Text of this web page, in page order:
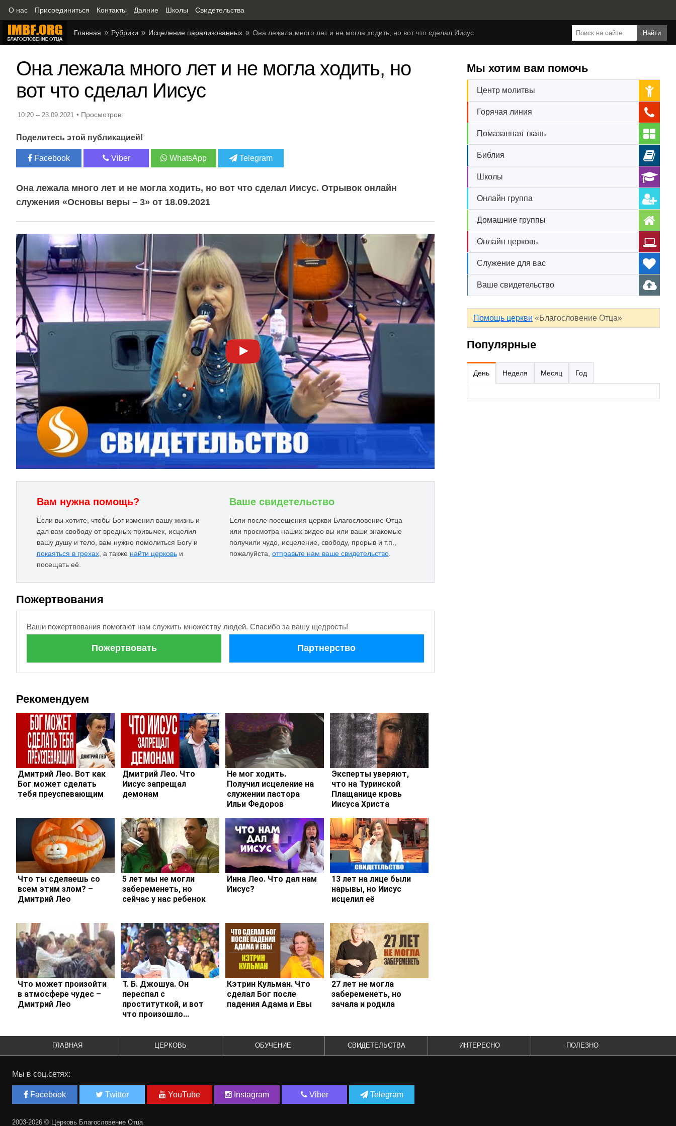
О нас Присоединиться Контакты Даяние Школы Свидетельства
Главная Рубрики Исцеление парализованных Она лежала много лет и не могла ходить, но вот что сделал Иисус
Она лежала много лет и не могла ходить, но
вот что сделал Иисус
10:20 -- 23.09.2021
Поделитесь этой публикацией!
Facebook Viber WhatsApp Telegram
Она лежала много лет и не могла ходить, но вот что сделал Иисус. Отрывок онлайн
служения «Основы веры – 3» от 18.09.2021
Вам нужна помощь?
Если вы хотите, чтобы Бог изменил вашу жизнь и
дал вам свободу от вредных привычек, исцелил
вашу душу и тело, вам нужно помолиться Богу и
покаяться в грехах, а также найти церковьи
посещать её.
Ваше свидетельство
Если после посещения церкви Благословение Отца
или просмотра наших видео вы или ваши знакомые
получили чудо, исцеление, свободу, прорыв и т.п.,
пожалуйста, отправьте нам ваше свидетельство.
Пожертвования
Ваши пожертвования помогают нам служить множеству людей. Спасибо за вашу щедрость!
Пожертвовать Партнерство
Рекомендуем
Дмитрий Лео. Вот как
Бог может сделать
тебя преуспевающим
Дмитрий Лео. Что
Иисус запрещал
демонам
Не мог ходить.
Получил исцеление на
служении пастора
Ильи Федоров
Эксперты уверяют,
что на Туринской
Плащанице кровь
Иисуса Христа
Что ты сделаешь со
всем этим злом? –
Дмитрий Лео
5 лет мы не могли
забеременеть, но
сейчас у нас ребенок
Инна Лео. Что дал нам
Иисус?
13 лет на лице были
нарывы, но Иисус
исцелил её
Что может произойти
в атмосфере чудес –
Дмитрий Лео
Т. Б. Джошуа. Он
переспал с
проституткой, и вот
что произошло...
Кэтрин Кульман. Что
сделал Бог после
падения Адама и Евы
27 лет не могла
забеременеть, но
зачала и родила
Мы хотим вам помочь
Центр молитвы
Горячая линия
Помазанная ткань
Библия
Школы
Онлайн группа
Домашние группы
Онлайн церковь
Служение для вас
Ваше свидетельство
Помощь церкви «Благословение Отца»
Популярные
День Неделя Месяц Год
ГЛАВНАЯ ЦЕРКОВЬ ОБУЧЕНИЕ СВИДЕТЕЛЬСТВА ИНТЕРЕСНО ПОЛЕЗНО
Мы в соц.сетях:
Facebook Twitter YouTube Instagram Viber Telegram
2003-2026 © Церковь Благословение Отца